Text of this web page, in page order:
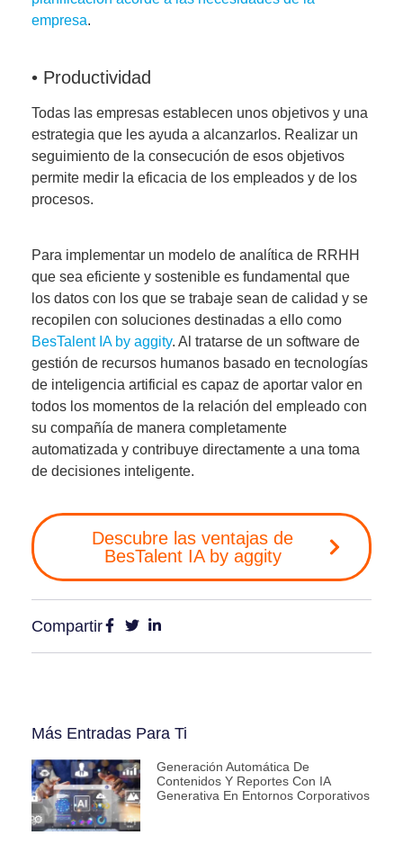
empresa.
• Productividad
Todas las empresas establecen unos objetivos y una
estrategia que les ayuda a alcanzarlos. Realizar un
seguimiento de la consecución de esos objetivos
permite medir la eficacia de los empleados y de los
procesos.
Para implementar un modelo de analítica de RRHH
que sea eficiente y sostenible es fundamental que
los datos con los que se trabaje sean de calidad y se
recopilen con soluciones destinadas a ello como
BesTalent IA by aggity. Al tratarse de un software de
gestión de recursos humanos basado en tecnologías
de inteligencia artificial es capaz de aportar valor en
todos los momentos de la relación del empleado con
su compañía de manera completamente
automatizada y contribuye directamente a una toma
de decisiones inteligente.
Descubre las ventajas de
BesTalent IA by aggity
Compartir
Más Entradas Para Ti
Generación Automática De
Contenidos Y Reportes Con IA
Generativa En Entornos Corporativos